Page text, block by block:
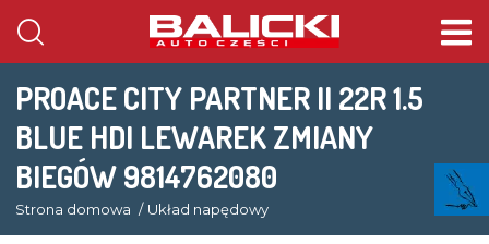
PROACE CITY PARTNER II 22R 1.5
BLUE HDI LEWAREK ZMIANY
BIEGÓW 9814762080
Strona domowa Układ napędowy